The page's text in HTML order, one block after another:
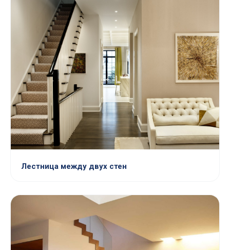
Лестница между двух стен